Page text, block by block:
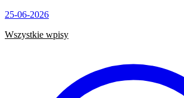
25-06-2026
Wszystkie wpisy